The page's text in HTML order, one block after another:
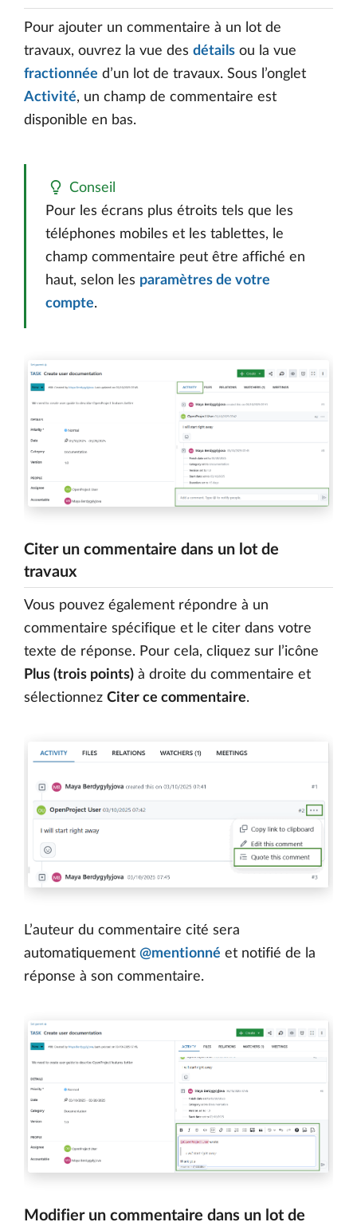
Pour ajouter un commentaire à un lot de
travaux, ouvrez la vue des détails ou la vue
fractionnée d’un lot de travaux. Sous l’onglet
Activité, un champ de commentaire est
disponible en bas.
Conseil
Pour les écrans plus étroits tels que les
téléphones mobiles et les tablettes, le
champ commentaire peut être affiché en
haut, selon les paramètres de votre
compte.
Citer un commentaire dans un lot de
travaux
Vous pouvez également répondre à un
commentaire spécifique et le citer dans votre
texte de réponse. Pour cela, cliquez sur l’icône
Plus (trois points) à droite du commentaire et
sélectionnez Citer ce commentaire.
L’auteur du commentaire cité sera
automatiquement @mentionné et notifié de la
réponse à son commentaire.
Modifier un commentaire dans un lot de